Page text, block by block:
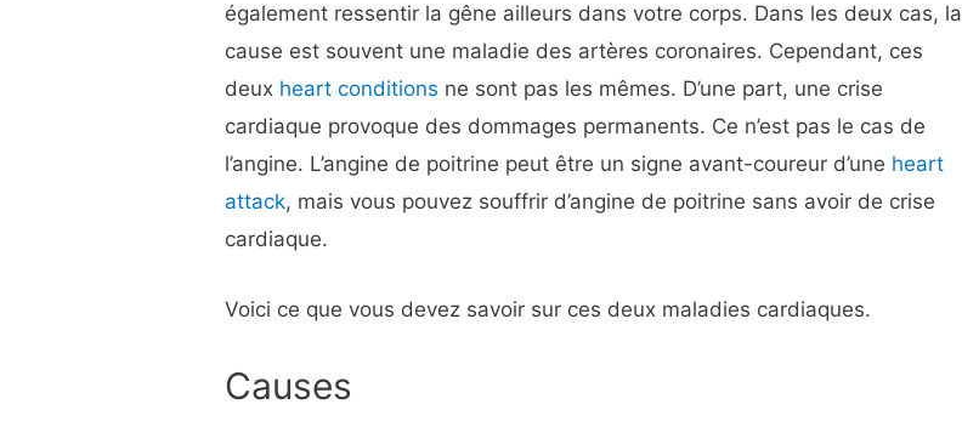
également ressentir la gêne ailleurs dans votre corps. Dans les deux cas, la
cause est souvent une maladie des artères coronaires. Cependant, ces
deux heart conditions ne sont pas les mêmes. D’une part, une crise
cardiaque provoque des dommages permanents. Ce n’est pas le cas de
l’angine. L’angine de poitrine peut être un signe avant-coureur d’une heart
attack, mais vous pouvez souffrir d’angine de poitrine sans avoir de crise
cardiaque.
Voici ce que vous devez savoir sur ces deux maladies cardiaques.
Causes